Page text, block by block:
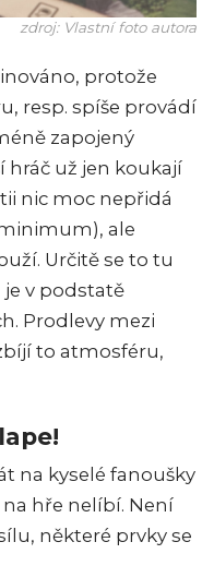
zdroj: Vlastní foto autora
protože
resp. spíše provádí
zapojený
hráč už jen koukají
nic moc nepřidá
ale
Určitě se to tu
je v podstatě
Prodlevy mezi
to atmosféru,
na kyselé fanoušky
hře nelíbí. Není
některé prvky se